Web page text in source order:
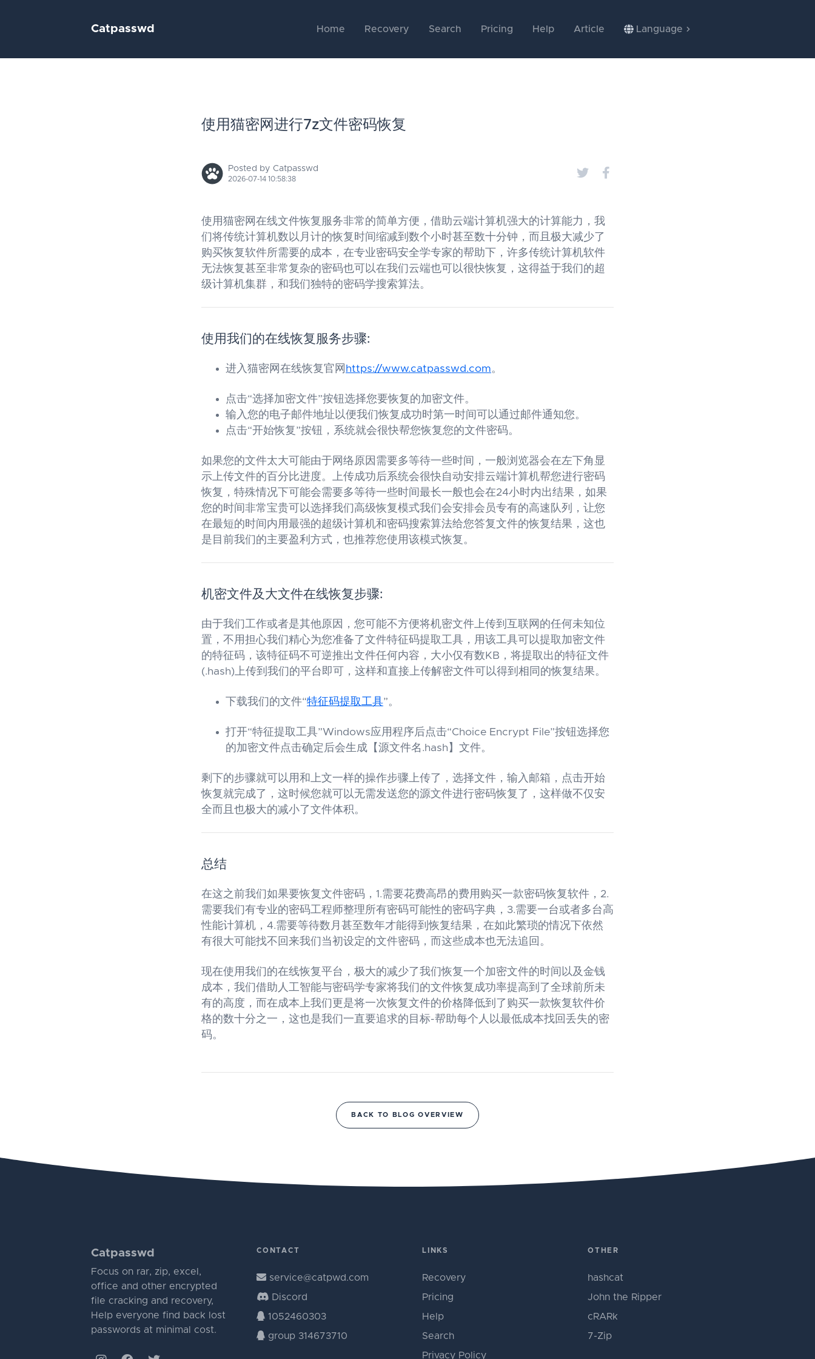
Catpasswd Home Recovery Search Pricing Help Article Language
使用猫密网进行7z文件密码恢复
Posted by Catpasswd
2026-07-14 10:58:38
使用猫密网在线文件恢复服务非常的简单方便，借助云端计算机强大的计算能力，我
们将传统计算机数以月计的恢复时间缩减到数个小时甚至数十分钟，而且极大减少了
购买恢复软件所需要的成本，在专业密码安全学专家的帮助下，许多传统计算机软件
无法恢复甚至非常复杂的密码也可以在我们云端也可以很快恢复，这得益于我们的超
级计算机集群，和我们独特的密码学搜索算法。
使用我们的在线恢复服务步骤:
进入猫密网在线恢复官网 https://www.catpasswd.com。
点击“选择加密文件”按钮选择您要恢复的加密文件。
输入您的电子邮件地址以便我们恢复成功时第一时间可以通过邮件通知您。
点击“开始恢复”按钮，系统就会很快帮您恢复您的文件密码。
如果您的文件太大可能由于网络原因需要多等待一些时间，一般浏览器会在左下角显
示上传文件的百分比进度。上传成功后系统会很快自动安排云端计算机帮您进行密码
恢复，特殊情况下可能会需要多等待一些时间最长一般也会在24小时内出结果，如果
您的时间非常宝贵可以选择我们高级恢复模式我们会安排会员专有的高速队列，让您
在最短的时间内用最强的超级计算机和密码搜索算法给您答复文件的恢复结果，这也
是目前我们的主要盈利方式，也推荐您使用该模式恢复。
机密文件及大文件在线恢复步骤:
由于我们工作或者是其他原因，您可能不方便将机密文件上传到互联网的任何未知位
置，不用担心我们精心为您准备了文件特征码提取工具，用该工具可以提取加密文件
的特征码，该特征码不可逆推出文件任何内容，大小仅有数KB，将提取出的特征文件
(.hash)上传到我们的平台即可，这样和直接上传解密文件可以得到相同的恢复结果。
下载我们的文件“特征码提取工具”。
打开“特征提取工具”Windows应用程序后点击“Choice Encrypt File”按钮选择您
的加密文件点击确定后会生成【源文件名.hash】文件。
剩下的步骤就可以用和上文一样的操作步骤上传了，选择文件，输入邮箱，点击开始
恢复就完成了，这时候您就可以无需发送您的源文件进行密码恢复了，这样做不仅安
全而且也极大的减小了文件体积。
总结
在这之前我们如果要恢复文件密码，1.需要花费高昂的费用购买一款密码恢复软件，2.
需要我们有专业的密码工程师整理所有密码可能性的密码字典，3.需要一台或者多台高
性能计算机，4.需要等待数月甚至数年才能得到恢复结果，在如此繁琐的情况下依然
有很大可能找不回来我们当初设定的文件密码，而这些成本也无法追回。
现在使用我们的在线恢复平台，极大的减少了我们恢复一个加密文件的时间以及金钱
成本，我们借助人工智能与密码学专家将我们的文件恢复成功率提高到了全球前所未
有的高度，而在成本上我们更是将一次恢复文件的价格降低到了购买一款恢复软件价
格的数十分之一，这也是我们一直要追求的目标-帮助每个人以最低成本找回丢失的密
码。
BACK TO BLOG OVERVIEW
Catpasswd
Focus on rar, zip, excel,
office and other encrypted
file cracking and recovery,
Help everyone find back lost
passwords at minimal cost.
CONTACT
service@catpwd.com
Discord
1052460303
group 314673710
LINKS
Recovery
Pricing
Help
Search
Privacy Policy
OTHER
hashcat
John the Ripper
cRARk
7-Zip